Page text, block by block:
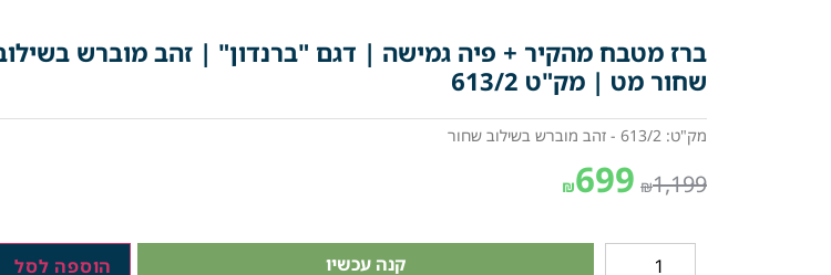
ברז מטבח מהקיר + פיה גמישה | דגם "ברנדון" | זהב מוברש
שחור מט | מק"ט 613/2
מק"ט: 613/2 - זהב מוברש בשילוב שחור
₪1,199
₪699
קנה עכשיו הוספה לסל